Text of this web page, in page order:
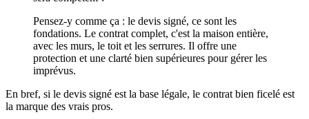
Pensez-y comme ça : le devis signé, ce sont les
fondations. Le contrat complet, c'est la maison entière,
avec les murs, le toit et les serrures. Il offre une
protection et une clarté bien supérieures pour gérer les
imprévus.
En bref, si le devis signé est la base légale, le contrat bien ficelé est
la marque des vrais pros.